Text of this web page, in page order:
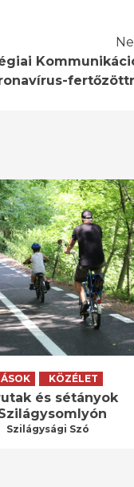
KÖZÉLET
és sétányok
Szilágysági Szó